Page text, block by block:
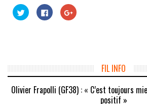
Cliquez
pour
partager
Cliquez
pour
partager
Cliquez
pour
fenêtre)
FIL INFO
Olivier Frapolli (GF38) : « C’est toujours
positif »